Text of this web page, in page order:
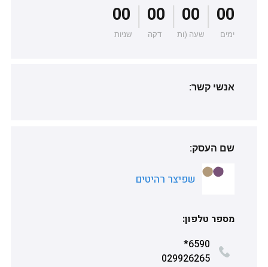
00
|
00
|
00
|
00
ימים שעה (ות דקה שניות
אנשי קשר:
שם העסק:
שפיצר רהיטים
מספר טלפון:
*6590
029926265